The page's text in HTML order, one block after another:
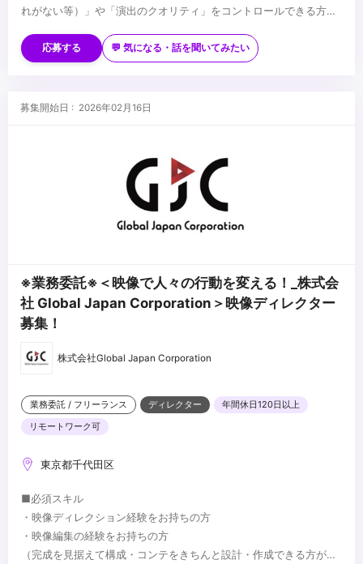
れがない等）」や「演出のクオリティ」をコントロールできる方
の仕上げ・微調整ができる方
・最新のAIツール・技術（Sora、Runway、Pika、Midjourney、
Stable Diffusionなど）を常にキャッチアップし、業務に反映でき
・従来の動画編集・ディレクションの経験があり、AIとの掛け合わ
...
応募する 💬 気になる・話を聞いてみたい
募集開始日 : 2026年02月16日
※業務委託※＜映像で人々の行動を変える！_株式会
社 Global Japan Corporation＞映像ディレクター
募集！
株式会社Global Japan Corporation
業務委託 / フリーランス ディレクター
年間休日120日以上
リモートワーク可
東京都千代田区
■必須スキル
・映像ディレクション経験をお持ちの方
・映像編集の経験をお持ちの方
（完成を見据えて構成・コンテをきちんと設計・作成できる方が望